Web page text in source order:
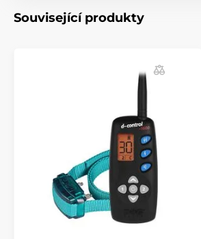
Obsah balení
Černá vysílačka s klipsem na opasek
1x baterie CR2 3V
2X baterie AA 1,5V
Elektrody 12 mm
Elektrody 17 mm
Šňůrka pro zavěšení vysílače na krk
Návod
Související produkty